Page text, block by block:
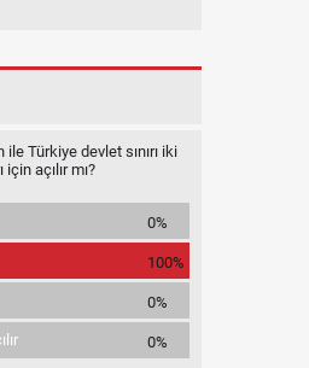
ile Türkiye devlet sınırı iki
açılır mı?
0%
100%
0%
0%